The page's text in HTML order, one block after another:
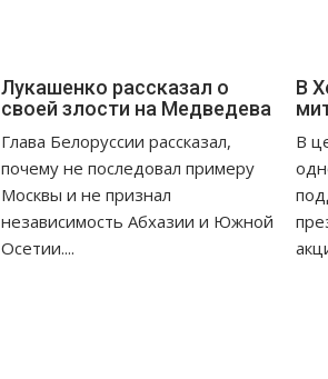
Лукашенко рассказал о
своей злости на Медведева
Глава Белоруссии рассказал,
почему не последовал примеру
Москвы и не признал
независимость Абхазии и Южной
Осетии....
В
В